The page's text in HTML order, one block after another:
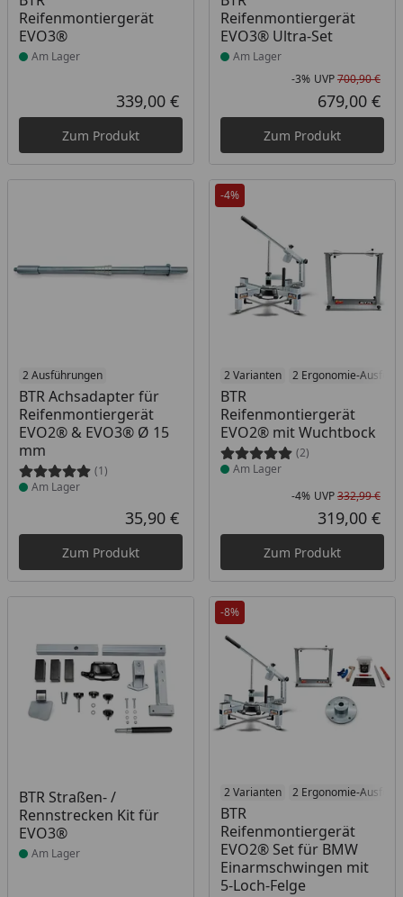
Reifenmontiergerät
EVO3®
Am Lager
Aktueller Preis
339,00 €
Zum Produkt
Reifenmontiergerät
EVO3® Ultra-Set
Am Lager
-3% UVP700,90 €
679,00 €
Zum Produkt
2 Ausführungen
BTR Achsadapter für
Reifenmontiergerät
EVO2® & EVO3® Ø 15
mm
(1)
Produkt am Lager
Am Lager
Aktueller Preis
35,90 €
Zum Produkt
-4%
2 Varianten 2 Ergonomie-
BTR
Reifenmontiergerät
EVO2® mit Wuchtbock
(2)
Produkt am Lager
Am Lager
-4% UVP332,99 €
319,00 €
Zum Produkt
BTR Straßen- /
Rennstrecken Kit für
EVO3®
Produkt am Lager
Am Lager
-8%
2 Varianten 2 Ergonomie-
BTR
Reifenmontiergerät
EVO2® Set für BMW
Einarmschwingen mit
5-Loch-Felge
Produkt am Lager